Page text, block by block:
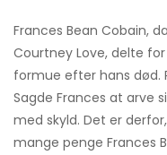
Frances Bean Cobain,
Courtney Love, delte
formue efter hans død.
Sagde Frances at arve
med skyld. Det er
mange penge Frances